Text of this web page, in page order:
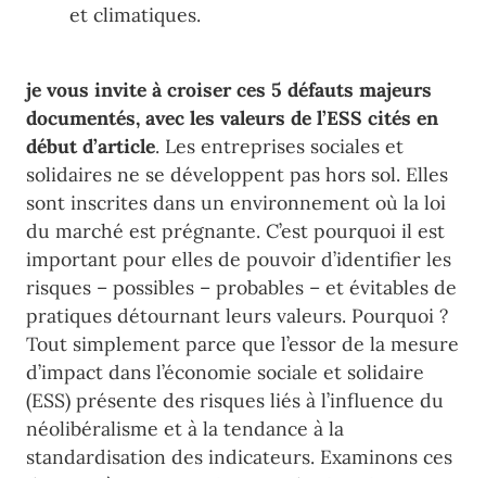
et climatiques.
je vous invite à croiser ces 5 défauts majeurs
documentés, avec les valeurs de l’ESS cités en
début d’article. Les entreprises sociales et
solidaires ne se développent pas hors sol. Elles
sont inscrites dans un environnement où la loi
du marché est prégnante. C’est pourquoi il est
important pour elles de pouvoir d’identifier les
risques – possibles – probables – et évitables de
pratiques détournant leurs valeurs. Pourquoi ?
Tout simplement parce que l’essor de la mesure
d’impact dans l’économie sociale et solidaire
(ESS) présente des risques liés à l’influence du
néolibéralisme et à la tendance à la
standardisation des indicateurs. Examinons ces